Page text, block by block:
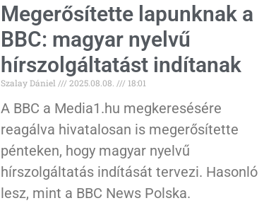
Megerősítette lapunknak a
BBC: magyar nyelvű
hírszolgáltatást indítanak
Szalay Dániel 2025.08.08. 18:01
A BBC a Media1.hu megkeresésére
reagálva hivatalosan is megerősítette
pénteken, hogy magyar nyelvű
hírszolgáltatás indítását tervezi. Hasonló
lesz, mint a BBC News Polska.